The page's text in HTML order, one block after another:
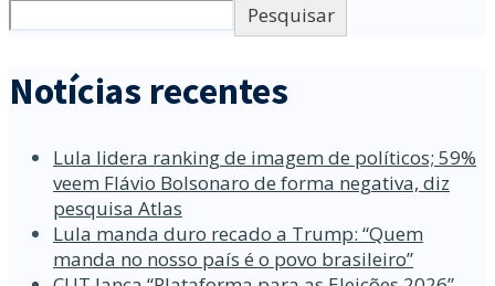
Pesquisar
Notícias recentes
Lula lidera ranking de imagem de políticos; 59%
veem Flávio Bolsonaro de forma negativa, diz
pesquisa Atlas
Lula manda duro recado a Trump: “Quem
manda no nosso país é o povo brasileiro”